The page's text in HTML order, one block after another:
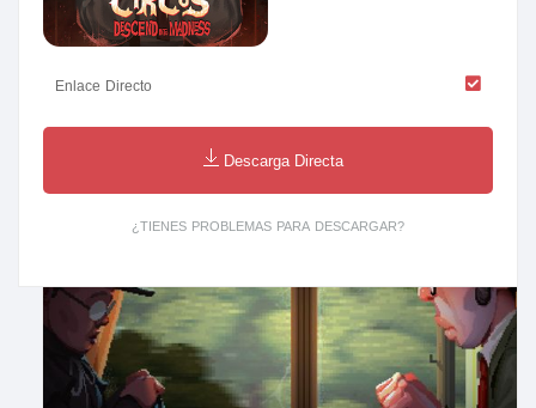
Enlace Directo
Descarga Directa
¿TIENES PROBLEMAS PARA DESCARGAR?